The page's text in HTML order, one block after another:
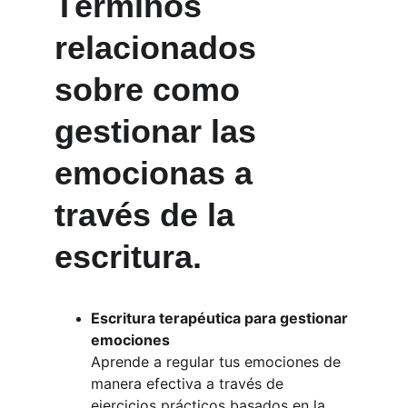
relacionados
sobre como
gestionar las
emocionas a
través de la
escritura.
Escritura terapéutica para gestionar
emociones
Aprende a regular tus emociones de
manera efectiva a través de